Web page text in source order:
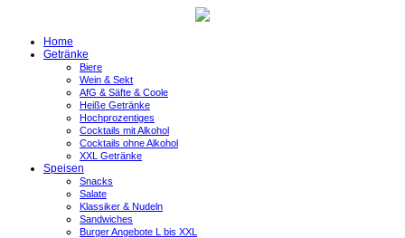
Home
Getränke
Biere
Wein & Sekt
AfG & Säfte & Coole
Heiße Getränke
Hochprozentiges
Cocktails mit Alkohol
Cocktails ohne Alkohol
XXL Getränke
Speisen
Snacks
Salate
Klassiker & Nudeln
Sandwiches
Burger Angebote L bis XXL